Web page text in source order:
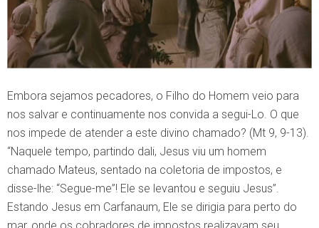
Embora sejamos pecadores, o Filho do Homem veio para
nos salvar e continuamente nos convida a segui-Lo. O que
nos impede de atender a este divino chamado? (Mt 9, 9-13).
“Naquele tempo, partindo dali, Jesus viu um homem
chamado Mateus, sentado na coletoria de impostos, e
disse-lhe: “Segue-me”! Ele se levantou e seguiu Jesus”.
Estando Jesus em Carfanaum, Ele se dirigia para perto do